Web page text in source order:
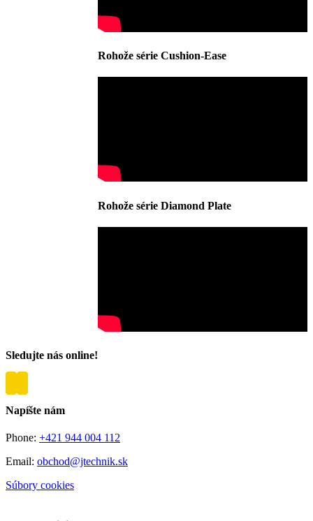
Rohože série Cushion-Ease
Rohože série Diamond Plate
Sledujte nás online!
Napíšte nám
Phone: +421 944 004 112
Email: obchod@jtechnik.sk
Súbory cookies